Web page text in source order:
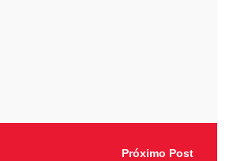
Próximo Post